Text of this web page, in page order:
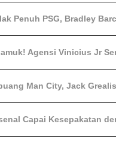
Penuh PSG, Bradley
Agensi Vinicius Jr
Man City, Jack
Capai Kesepakatan